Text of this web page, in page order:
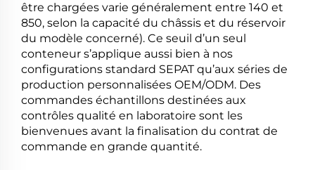
être chargées varie généralement entre 140 et
850, selon la capacité du châssis et du réservoir
du modèle concerné). Ce seuil d’un seul
conteneur s’applique aussi bien à nos
configurations standard SEPAT qu’aux séries de
production personnalisées OEM/ODM. Des
commandes échantillons destinées aux
contrôles qualité en laboratoire sont les
bienvenues avant la finalisation du contrat de
commande en grande quantité.